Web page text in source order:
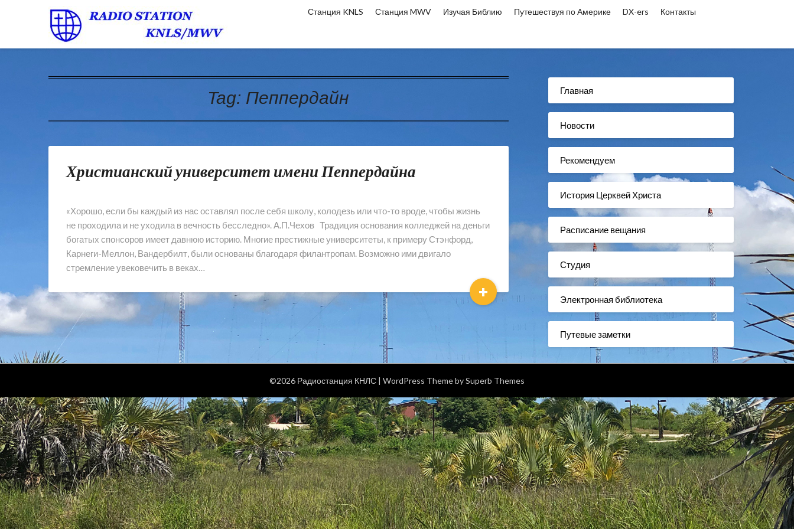
Станция KNLS Станция MWV Изучая Библию Путешествуя по Америке DX-ers Контакты
Tag: Пеппердайн
Христианский университет имени Пеппердайна
«Хорошо, если бы каждый из нас оставлял после себя школу, колодезь или что-то вроде, чтобы жизнь
не проходила и не уходила в вечность бесследно». А.П.Чехов Традиция основания колледжей на деньги
богатых спонсоров имеет давнюю историю. Многие престижные университеты, к примеру Стэнфорд,
Карнеги-Меллон, Вандербилт, были основаны благодаря филантропам. Возможно ими двигало
стремление увековечить в веках…
+
Главная
Новости
Рекомендуем
История Церквей Христа
Расписание вещания
Студия
Электронная библиотека
Путевые заметки
©2026 Радиостанция КНЛС | WordPress Theme bySuperb Themes